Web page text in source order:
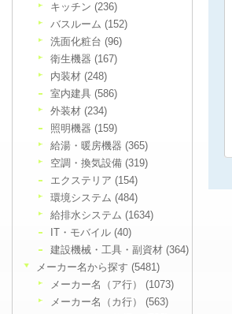
キッチン (236)
バスルーム (152)
洗面化粧台 (96)
衛生機器 (167)
内装材 (248)
室内建具 (586)
外装材 (234)
照明機器 (159)
給湯・暖房機器 (365)
空調・換気設備 (319)
エクステリア (154)
環境システム (484)
給排水システム (1634)
IT・モバイル (40)
建設機械・工具・副資材 (364)
メーカー名から探す (5481)
メーカー名（ア行） (1073)
メーカー名（カ行） (563)